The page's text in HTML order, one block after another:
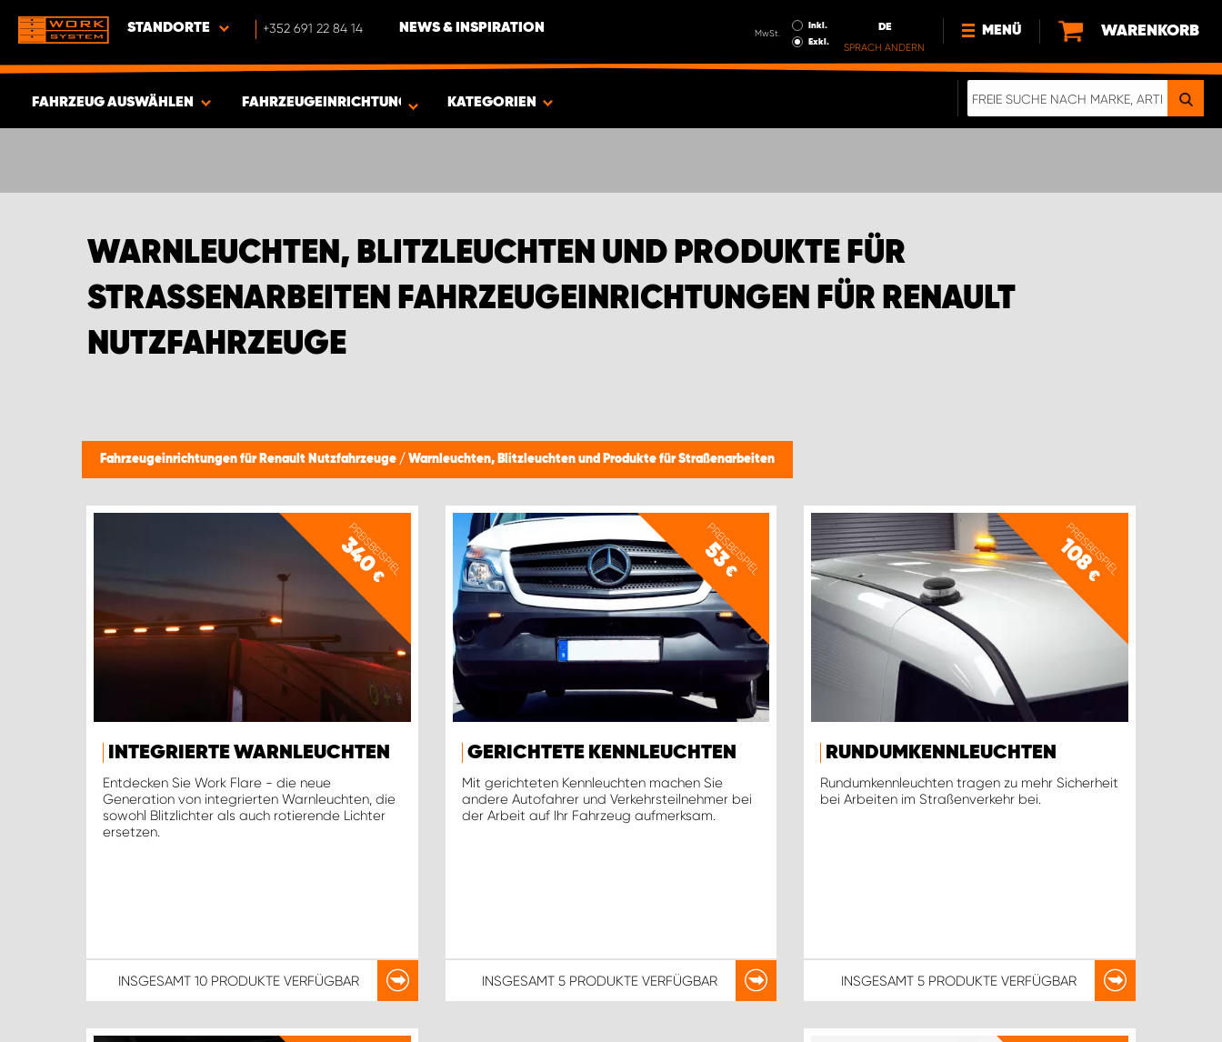
STANDORTE +352 691 22 84 14 NEWS & INSPIRATION MwSt.
Inkl.
Exkl.
DE
SPRACH ÄNDERN
MENÜ
NEWS
WARENKORB
FAHRZEUG AUSWÄHLEN
ARTIKEL
FAHRZEUGEINRICHTUNGEN FÜR RENAULT NUTZFAHRZEUGE
KATEGORIEN
WARNLEUCHTEN, BLITZLEUCHTEN UND PRODUKTE FÜR
STRASSENARBEITEN FAHRZEUGEINRICHTUNGEN FÜR RENAULT N
UTZFAHRZEUGE
Fahrzeugeinrichtungen für Renault Nutzfahrzeuge / Warnleuchten, Blitzleuchten und Produkte für Straßenarbeiten
PREISBEISPIEL
340
€
INTEGRIERTE WARNLEUCHTEN
Entdecken Sie Work Flare - die neue
Generation von integrierten Warnleuchten, die
sowohl Blitzlichter als auch rotierende Lichter
ersetzen.
INSGESAMT 10 PRODUKTEVERFÜGBAR
PREISBEISPIEL
53
€
GERICHTETE KENNLEUCHTEN
Mit gerichteten Kennleuchten machen Sie
andere Autofahrer und Verkehrsteilnehmer bei
der Arbeit auf Ihr Fahrzeug aufmerksam.
INSGESAMT5 PRODUKTE VERFÜGBAR
PREISBEISPIEL
108
€
RUNDUMKENNLEUCHTEN
Rundumkennleuchten tragen zu mehr Sicherheit
bei Arbeiten im Straßenverkehr bei.
INSGESAMT 5 PRODUKTEVERFÜGBAR